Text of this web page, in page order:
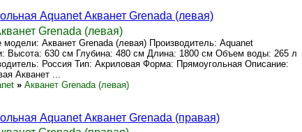
Aquanet Акванет Grenada (левая)
Grenada (левая)
модели: Акванет Grenada (левая) Производитель: Aquanet
Высота: 630 см Глубина: 480 см Длина: 1800 см Объем воды: 265 л
Россия Тип: Акриловая Форма: Прямоугольная Описание:
Акванет ...
» Акванет Grenada (левая)
Aquanet Акванет Grenada (правая)